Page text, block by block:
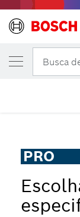
Busca
PRO
Folha de